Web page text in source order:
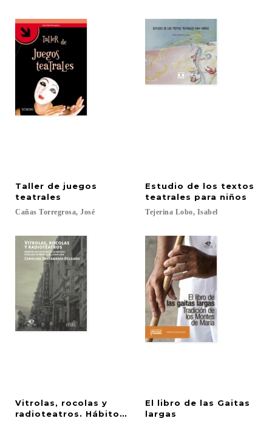
Taller de juegos
teatrales
Cañas Torregrosa, José
Estudio de los textos
teatrales para niños
Tejerina Lobo, Isabel
Vitrolas, rocolas y
radioteatros. Hábitos de escucha de la música
El libro de las Gaitas
largas